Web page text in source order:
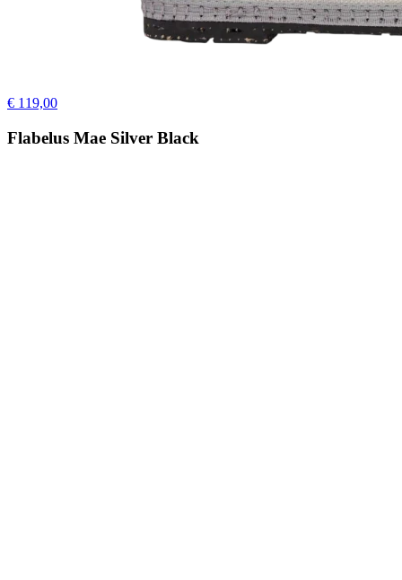
€ 119,00
Flabelus Mae Silver Black